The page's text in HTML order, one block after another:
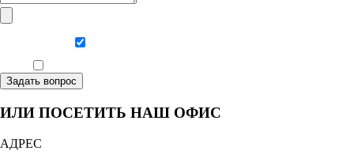
Задать вопрос
ИЛИ ПОСЕТИТЬ НАШ ОФИС
АДРЕС